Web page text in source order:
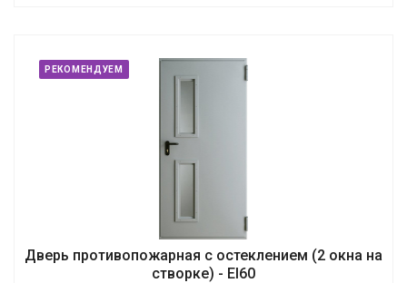
РЕКОМЕНДУЕМ
Дверь противопожарная с остеклением (2 окна на
створке) - EI60